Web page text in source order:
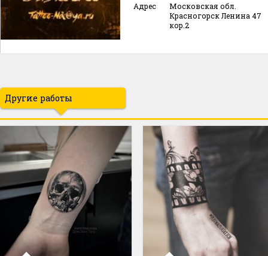
Адрес
Московская обл.
Красногорск Ленина 47
кор.2
Другие работы